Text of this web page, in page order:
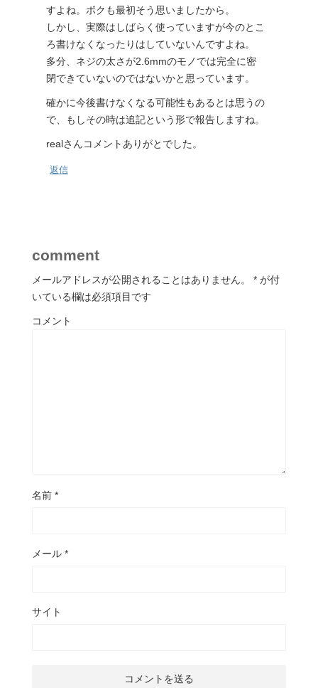
すよね。ボクも最初そう思いましたから。
しかし、実際はしばらく使っていますが今のとこ
ろ書けなくなったりはしていないんですよね。
多分、ネジの太さが2.6mmのモノでは完全に密
閉できていないのではないかと思っています。
確かに今後書けなくなる可能性もあるとは思うの
で、もしその時は追記という形で報告しますね。
realさんコメントありがとでした。
返信
comment
メールアドレスが公開されることはありません。 * が付
いている欄は必須項目です
コメント
名前 *
メール *
サイト